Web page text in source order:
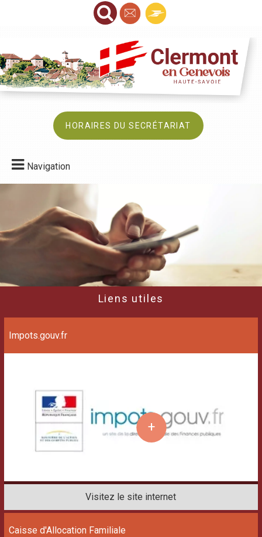
HORAIRES DU SECRÉTARIAT
Navigation
Liens utiles
Impots.gouv.fr
Caisse d'Allocation Familiale